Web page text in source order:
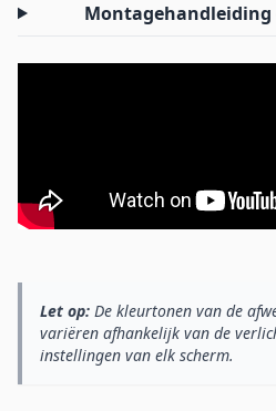
Let op: De kleurtonen van de
variëren afhankelijk van de
instellingen van elk scherm.